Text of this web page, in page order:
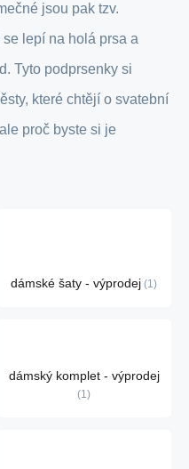
jsou pak tzv.
se lepí na holá prsa a
Tyto podprsenky si
které chtějí o svatební
proč byste si je
dámské šaty - výprodej 1
dámský komplet - výprodej
1